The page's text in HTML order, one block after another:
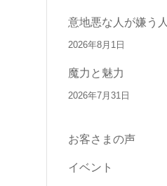
意地悪な人が嫌う人
2026年8月1日
魔力と魅力
2026年7月31日
お客さまの声
イベント